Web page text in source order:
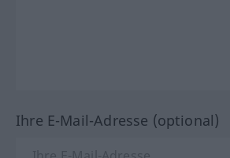
Ihre E-Mail-Adresse (optional)